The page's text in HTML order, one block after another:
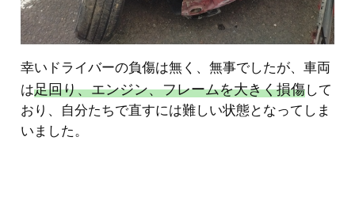
幸いドライバーの負傷は無く、無事でしたが、車両
は足回り、エンジン、フレームを大きく損傷して
おり、自分たちで直すには難しい状態となってしま
いました。